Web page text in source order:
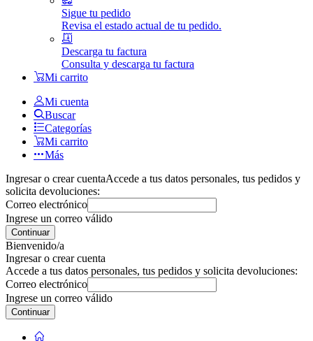
Sigue tu pedido
Revisa el estado actual de tu pedido.
Descarga tu factura
Consulta y descarga tu factura
Mi carrito
Mi cuenta
Buscar
Categorías
Mi carrito
Más
Ingresar o crear cuentaAccede a tus datos personales, tus pedidos y
solicita devoluciones:
Correo electrónico
Ingrese un correo válido
Continuar
Bienvenido/a
Ingresar o crear cuenta
Accede a tus datos personales, tus pedidos y solicita devoluciones:
Correo electrónico
Ingrese un correo válido
Continuar